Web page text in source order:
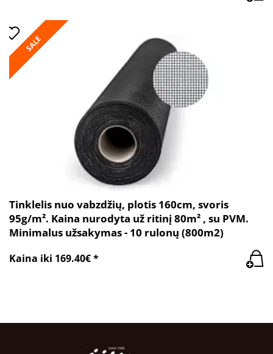
SALE
Tinklelis nuo vabzdžių, plotis 160cm, svoris
95g/m². Kaina nurodyta už ritinį 80m² , su PVM.
Minimalus užsakymas - 10 rulonų (800m2)
Kaina iki 169.40€ *